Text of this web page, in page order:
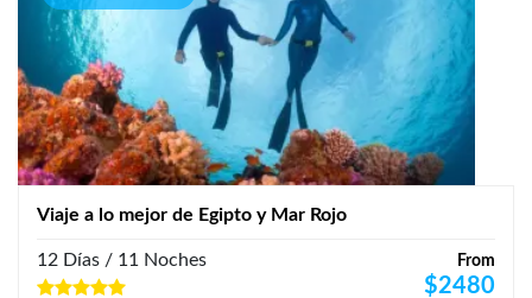
Viaje a lo mejor de Egipto y Mar Rojo
From
$2480
12 Días / 11 Noches